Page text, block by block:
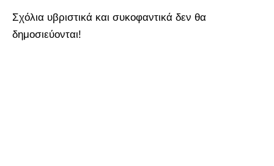
Σχόλια υβριστικά και συκοφαντικά δεν θα
δημοσιεύονται!